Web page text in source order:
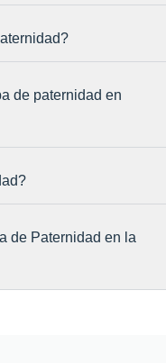
de paternidad en
de Paternidad en la